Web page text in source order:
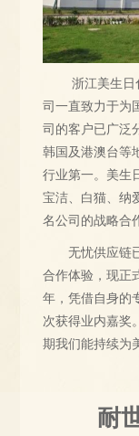
浙江美生日化
司一直致力于为
司的客户已广泛
韩国及港澳台等
行业第一。美生
宝洁、白猫、纳
名公司的战略合
无忧供应链已
合作体验，现正
年，凭借自身的
次获得业内嘉奖
期我们能持续为
耐